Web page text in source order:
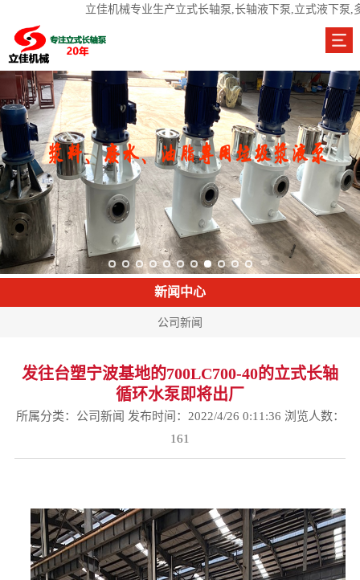
立佳机械专业生产立式长轴泵,长轴液下泵,立式液下
新闻中心
公司新闻
发往台塑宁波基地的700LC700-40的立式长轴
循环水泵即将出厂
所属分类： 公司新闻 发布时间：2022/4/26 0:11:36 浏览人数：
161